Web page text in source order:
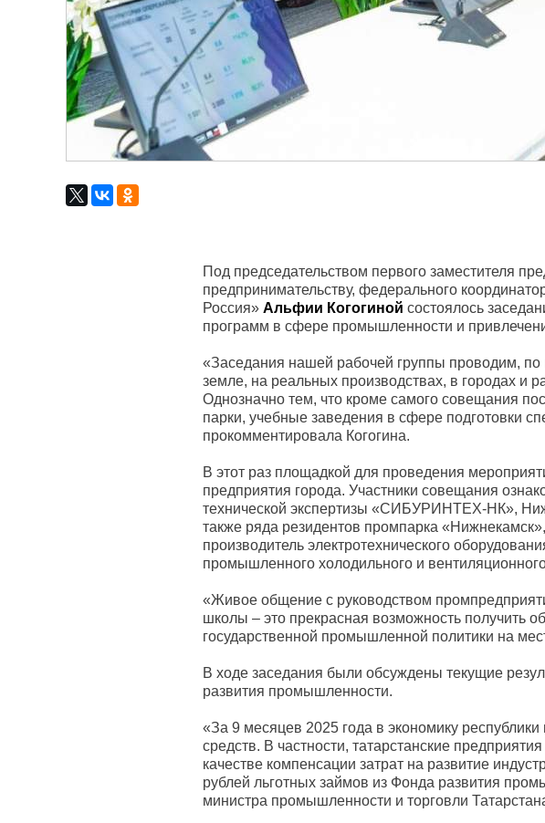
Под председательством первого заместителя
предпринимательству, федерального
Россия» Альфии Когогиной состоялось
программ в сфере промышленности и
«Заседания нашей рабочей группы проводим,
земле, на реальных производствах, в городах и
Однозначно тем, что кроме самого совещания
парки, учебные заведения в сфере подготовки
прокомментировала Когогина.
В этот раз площадкой для проведения
предприятия города. Участники совещания
технической экспертизы «СИБУРИНТЕХ-НК»,
также ряда резидентов промпарка
производитель электротехнического
промышленного холодильного и
«Живое общение с руководством
школы – это прекрасная возможность получить
государственной промышленной политики на
В ходе заседания были обсуждены текущие
развития промышленности.
«За 9 месяцев 2025 года в экономику
средств. В частности, татарстанские
качестве компенсации затрат на развитие
рублей льготных займов из Фонда развития
министра промышленности и торговли